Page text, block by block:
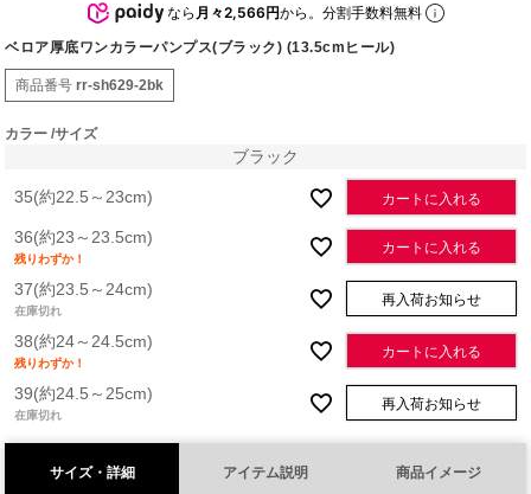
なら 月々2,566円から。分割手数料無料
ベロア厚底ワンカラーパンプス(ブラック) (13.5cmヒール)
商品番号 rr-sh629-2bk
カラー サイズ
ブラック
35(約22.5～23cm) カートに入れる
36(約23～23.5cm)
残りわずか！
カートに入れる
37(約23.5～24cm)
在庫切れ
再入荷お知らせ
38(約24～24.5cm)
残りわずか！
カートに入れる
39(約24.5～25cm)
在庫切れ
再入荷お知らせ
サイズ・詳細 アイテム説明 商品イメージ